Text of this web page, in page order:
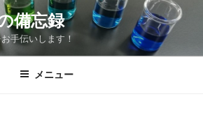
備忘録
手伝いします！
メニュー